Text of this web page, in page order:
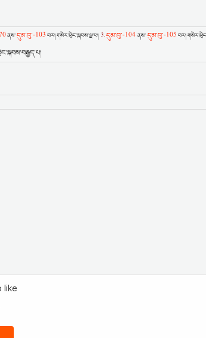
ནས་དུམ་བུ་-103 བར། གསེར་ཕྲེང་སྐབས་ལྔ་པ། 3.དུམ་བུ་-104 ནས་ དུམ་བུ་-105 བར།